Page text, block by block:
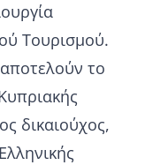
Τουρισμού.
το
δικαιούχος,